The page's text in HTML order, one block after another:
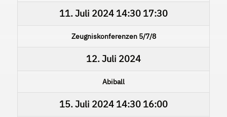
11. Juli 2024 14:30 17:30
Zeugniskonferenzen 5/7/8
12. Juli 2024
Abiball
15. Juli 2024 14:30 16:00